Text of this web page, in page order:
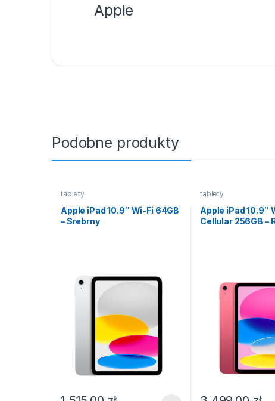
Apple
Podobne produkty
tablety
Apple iPad 10.9″ Wi-Fi 64GB
– Srebrny
tablety
Apple iPad 10.9″
Cellular 256GB –